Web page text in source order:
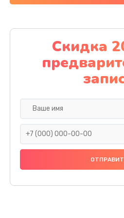
Замена
1100 руб.
Замена
1000 руб.
Скидка